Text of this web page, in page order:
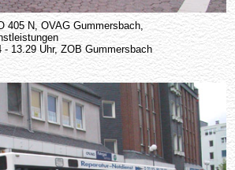
405 N, OVAG Gummersbach,
- 13.29 Uhr, ZOB Gummersbach